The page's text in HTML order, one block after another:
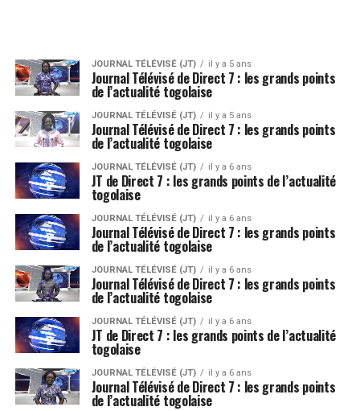
JOURNAL TÉLÉVISÉ (JT) il y a 5 ans
Journal Télévisé de Direct 7 : les grands points
de l’actualité togolaise
JOURNAL TÉLÉVISÉ (JT) il y a 5 ans
Journal Télévisé de Direct 7 : les grands points
de l’actualité togolaise
JOURNAL TÉLÉVISÉ (JT) il y a 6 ans
JT de Direct 7 : les grands points de l’actualité
togolaise
JOURNAL TÉLÉVISÉ (JT) il y a 6 ans
Journal Télévisé de Direct 7 : les grands points
de l’actualité togolaise
JOURNAL TÉLÉVISÉ (JT) il y a 6 ans
Journal Télévisé de Direct 7 : les grands points
de l’actualité togolaise
JOURNAL TÉLÉVISÉ (JT) il y a 6 ans
JT de Direct 7 : les grands points de l’actualité
togolaise
JOURNAL TÉLÉVISÉ (JT) il y a 6 ans
Journal Télévisé de Direct 7 : les grands points
de l’actualité togolaise